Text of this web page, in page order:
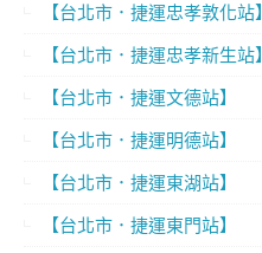
【台北市．捷運忠孝敦化站】
【台北市．捷運忠孝新生站】
【台北市．捷運文德站】
【台北市．捷運明德站】
【台北市．捷運東湖站】
【台北市．捷運東門站】